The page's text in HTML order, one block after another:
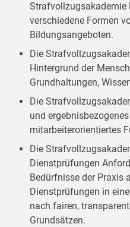
Strafvollzugsakademie
verschiedene Formen
Bildungsangeboten.
Die
Hintergrund der
Grundhaltungen,
Die
und
mitarbeiterorientiertes
Die
Dienstprüfungen
Bedürfnisse der Praxis
Dienstprüfungen in
nach fairen,
Grundsätzen.